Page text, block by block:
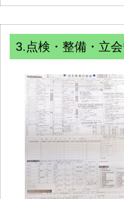
3.点検・整備・立